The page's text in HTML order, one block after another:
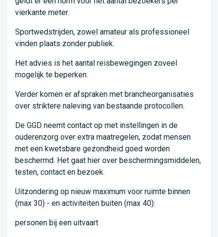
vierkante meter.
Sportwedstrijden, zowel amateur als professioneel
vinden plaats zonder publiek.
Het advies is het aantal reisbewegingen zoveel
mogelijk te beperken.
Verder komen er afspraken met brancheorganisaties
over striktere naleving van bestaande protocollen.
De GGD neemt contact op met instellingen in de
ouderenzorg over extra maatregelen, zodat mensen
met een kwetsbare gezondheid goed worden
beschermd. Het gaat hier over beschermingsmiddelen,
testen, contact en bezoek.
Uitzondering op nieuw maximum voor ruimte binnen
(max 30) - en activiteiten buiten (max 40):
personen bij een uitvaart